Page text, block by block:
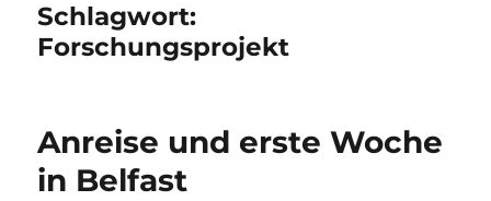
Schlagwort:
Forschungsprojekt
Anreise und erste Woche
in Belfast